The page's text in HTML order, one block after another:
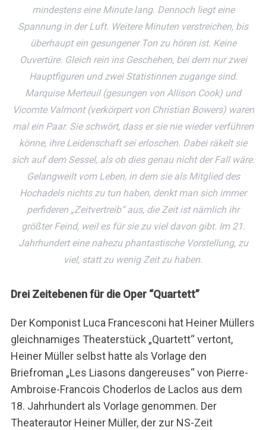
mindestens eine Minute lang. Dennoch liegt eine
Spannung in der Luft. Weitere Minuten verstreichen, bis
überhaupt ein gesungener Ton zu hören ist. Keine
Ouvertüre. Gleich rein ins Geschehen, bei dem nur zwei
Hauptfiguren und zwei Statistinnen zugange sind.
Marquise Merteuil (gesungen von Allison Cook) und
Vicomte Valmont (verkörpert von Christian Bowers) waren
mal ein Paar. Sie schwört, dass er sie nie wieder verführen
könne, ihre Leidenschaft sei erloschen. Dabei räkelt sie
sich auf dem Sessel, als ob dies genau nicht der Fall wäre.
Gelangweilt vom Leben, in dem sie als Mitglied des
Hochadels nichts zu tun haben, denkt man sich immer
perfideren „Zeitvertreib“ aus, die Zeit ist nämlich ihr
größter Feind, weil es für sie zu viel davon gibt. Im 21.
Jahrhundert eine nahezu phantastische Vorstellung, zu
viel, statt zu wenig Zeit zu haben.
Drei Zeitebenen für die Oper “Quartett”
Der Komponist Luca Francesconi hat Heiner Müllers
gleichnamiges Theaterstück „Quartett“ vertont,
Heiner Müller selbst hatte als Vorlage den
Briefroman „Les Liasons dangereuses“ von Pierre-
Ambroise-Francois Choderlos de Laclos aus dem
18. Jahrhundert als Vorlage genommen. Der
Theaterautor Heiner Müller, der zur NS-Zeit